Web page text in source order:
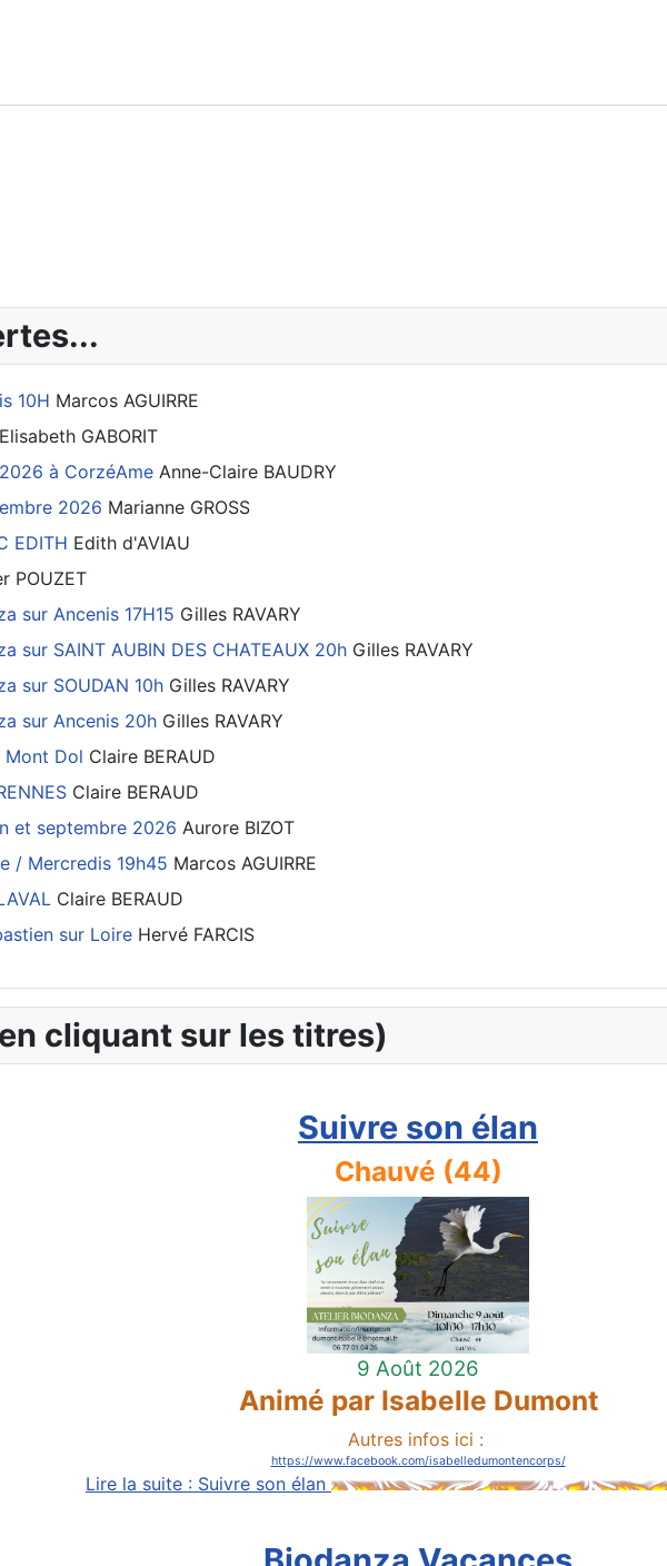
10H Marcos AGUIRRE
Elisabeth GABORIT
à CorzéAme Anne-Claire BAUDRY
2026 Marianne GROSS
EDITH Edith d'AVIAU
POUZET
sur Ancenis 17H15 Gilles RAVARY
sur SAINT AUBIN DES CHATEAUX 20h Gilles RAVARY
sur SOUDAN 10h Gilles RAVARY
sur Ancenis 20h Gilles RAVARY
Mont Dol Claire BERAUD
Claire BERAUD
et septembre 2026 Aurore BIZOT
/ Mercredis 19h45 Marcos AGUIRRE
Claire BERAUD
sur Loire Hervé FARCIS
cliquant sur les titres)
Suivre son élan
Chauvé (44)
9 Août 2026
Animé par Isabelle Dumont
Autres infos ici :
https://www.facebook.com/isabelledumontencorps/
Lire la suite : Suivre son élan